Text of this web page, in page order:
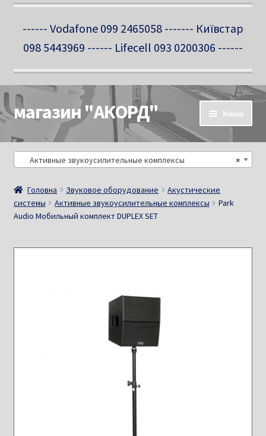
------ Vodafone 099 2465058 ------- Київстар
098 5443969 ------ Lifecell 093 0200306 ------
Перейти
до
навігації
Перейти
до
вмісту
магазин "АКОРД" Меню
Про нас
Контакти
×
Активные звукоусилительные комплексы
Головна Звуковое оборудование
Акустические
системы
Активные звукоусилительные комплексы
Park
Audio Мобильный комплект DUPLEX SET